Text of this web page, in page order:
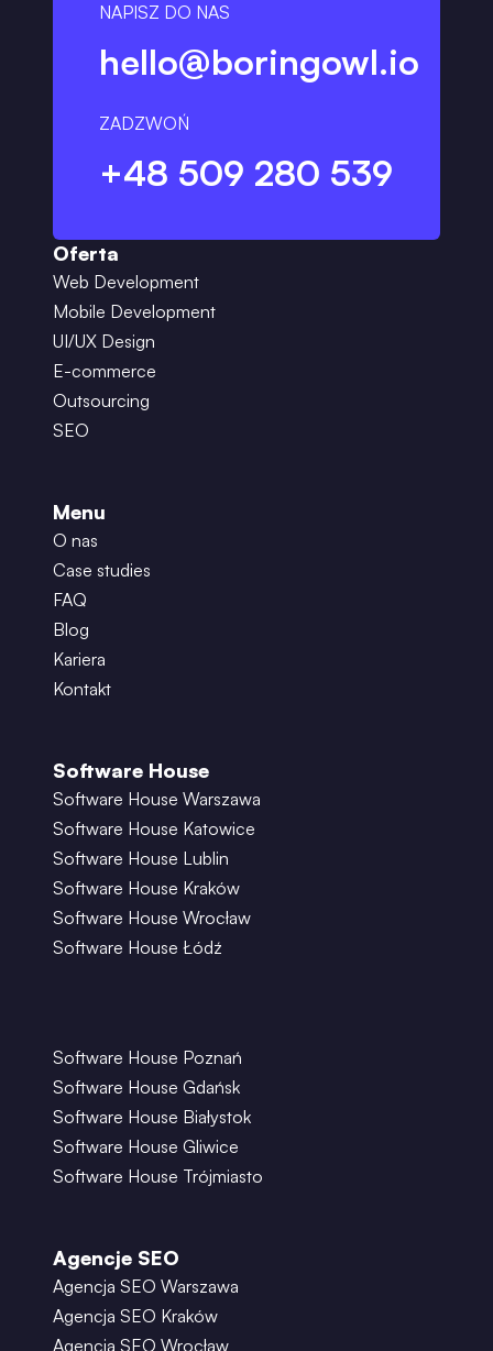
NAPISZ DO NAS
hello@boringowl.io
ZADZWOŃ
+48 509 280 539
Oferta
Web Development
Mobile Development
UI/UX Design
E-commerce
Outsourcing
SEO
Menu
O nas
Case studies
FAQ
Blog
Kariera
Kontakt
Software House
Software House Warszawa
Software House Katowice
Software House Lublin
Software House Kraków
Software House Wrocław
Software House Łódź
Software House Poznań
Software House Gdańsk
Software House Białystok
Software House Gliwice
Software House Trójmiasto
Agencje SEO
Agencja SEO Warszawa
Agencja SEO Kraków
Agencja SEO Wrocław